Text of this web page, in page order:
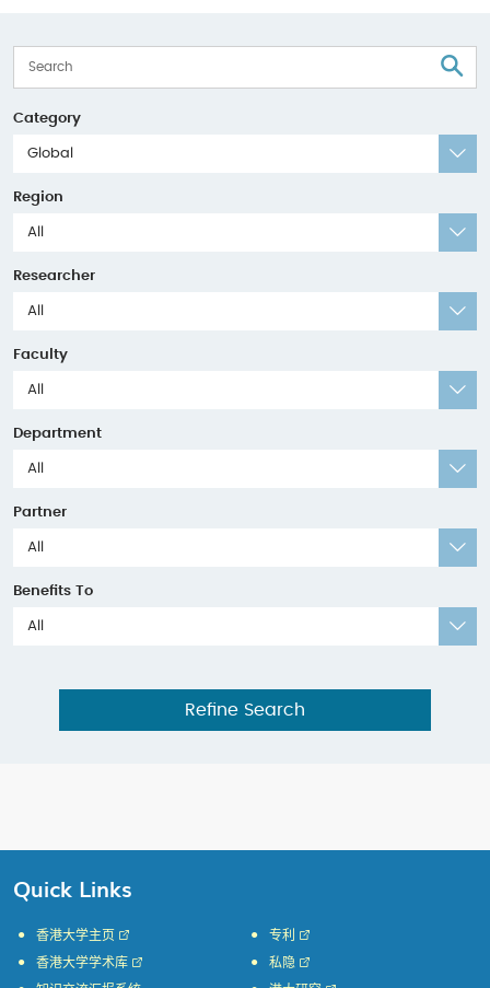
Category
Global
Region
All
Researcher
All
Faculty
All
Department
All
Partner
All
Benefits To
All
Refine Search
Quick Links
香港大学主页
香港大学学术库
专利
私隐